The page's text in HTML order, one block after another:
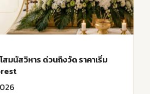
มนัสวิหาร ด่วนถึงวัด ราคาเริ่ม